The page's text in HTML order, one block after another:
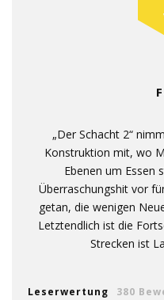
„Der Schacht 2“
Konstruktion mit, wo
Ebenen um Essen
Überraschungshit vor
getan, die wenigen
Letztendlich ist die
Strecken ist
Leserwertung 380